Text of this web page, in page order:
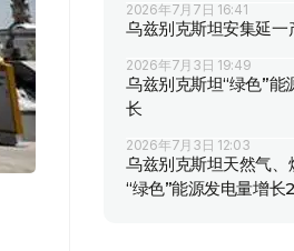
2026年7月7日 16:41
乌兹别克斯坦安集延
2026年7月3日 19:49
乌兹别克斯坦“绿色”能
长
2026年7月3日 12:03
乌兹别克斯坦天然气
“绿色”能源发电量增长